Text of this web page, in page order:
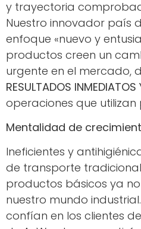
y trayectoria
Nuestro innovador país
enfoque «nuevo y
productos creen un
urgente en el mercado,
RESULTADOS INMEDIATOS
operaciones que
Mentalidad de
Ineficientes y
de transporte
productos básicos ya
nuestro mundo
confían en los clientes